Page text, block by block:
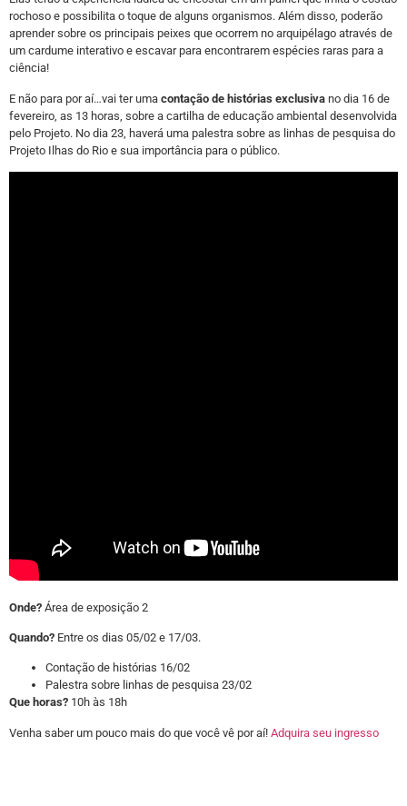
rochoso e possibilita o toque de alguns organismos. Além disso, poderão
aprender sobre os principais peixes que ocorrem no arquipélago através de
um cardume interativo e escavar para encontrarem espécies raras para a
ciência!
E não para por aí…vai ter uma contação de histórias exclusiva no dia 16 de
fevereiro, as 13 horas, sobre a cartilha de educação ambiental desenvolvida
pelo Projeto. No dia 23, haverá uma palestra sobre as linhas de pesquisa do
Projeto Ilhas do Rio e sua importância para o público.
Onde? Área de exposição 2
Quando? Entre os dias 05/02 e 17/03.
Contação de histórias 16/02
Palestra sobre linhas de pesquisa 23/02
Que horas? 10h às 18h
Venha saber um pouco mais do que você vê por aí! Adquira seu ingresso